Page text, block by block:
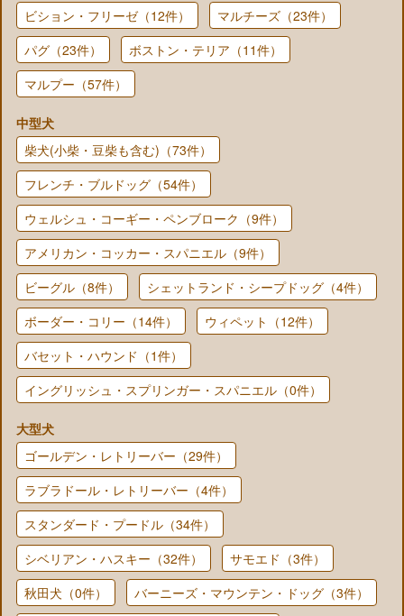
ビション・フリーゼ（12件）
マルチーズ（23件）
パグ（23件）
ボストン・テリア（11件）
マルプー（57件）
中型犬
柴犬(小柴・豆柴も含む)（73件）
フレンチ・ブルドッグ（54件）
ウェルシュ・コーギー・ペンブローク（9件）
アメリカン・コッカー・スパニエル（9件）
ビーグル（8件）
シェットランド・シープドッグ（4件）
ボーダー・コリー（14件）
ウィペット（12件）
バセット・ハウンド（1件）
イングリッシュ・スプリンガー・スパニエル（0件）
大型犬
ゴールデン・レトリーバー（29件）
ラブラドール・レトリーバー（4件）
スタンダード・プードル（34件）
シベリアン・ハスキー（32件）
サモエド（3件）
秋田犬（0件）
バーニーズ・マウンテン・ドッグ（3件）